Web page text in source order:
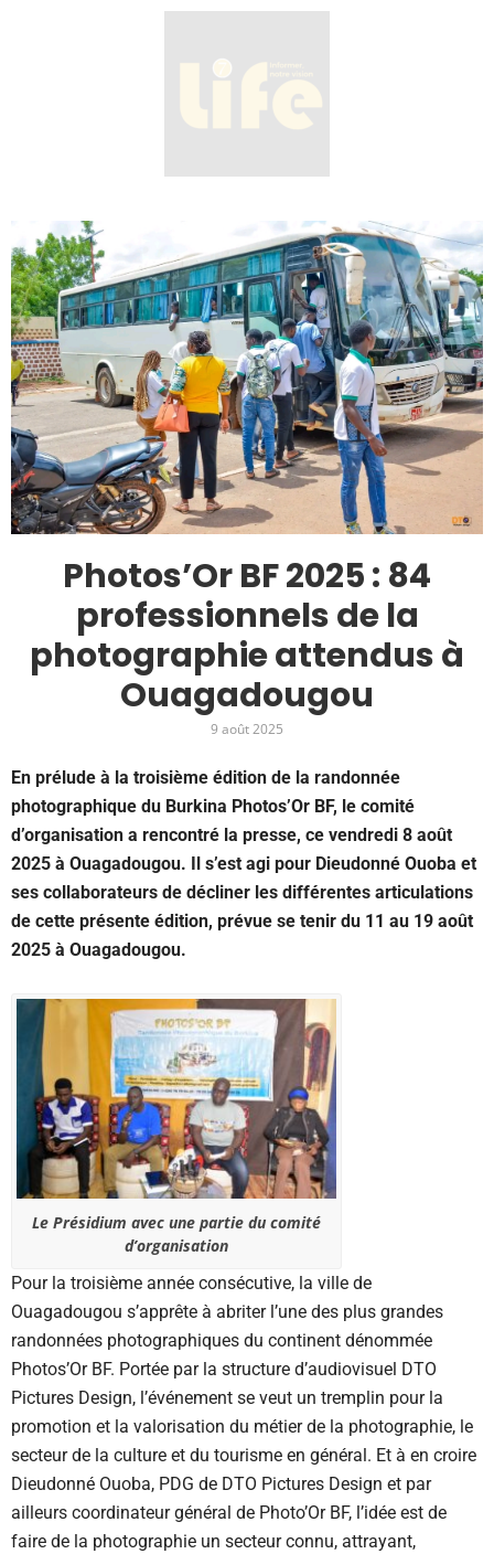
Photos’Or BF 2025 : 84
professionnels de la
photographie attendus à
Ouagadougou
9 août 2025
En prélude à la troisième édition de la randonnée
photographique du Burkina Photos’Or BF, le comité
d’organisation a rencontré la presse, ce vendredi 8 août
2025 à Ouagadougou. Il s’est agi pour Dieudonné Ouoba et
ses collaborateurs de décliner les différentes articulations
de cette présente édition, prévue se tenir du 11 au 19 août
2025 à Ouagadougou.
Le Présidium avec une partie du comité
d’organisation
Pour la troisième année consécutive, la ville de
Ouagadougou s’apprête à abriter l’une des plus grandes
randonnées photographiques du continent dénommée
Photos’Or BF. Portée par la structure d’audiovisuel DTO
Pictures Design, l’événement se veut un tremplin pour la
promotion et la valorisation du métier de la photographie, le
secteur de la culture et du tourisme en général. Et à en croire
Dieudonné Ouoba, PDG de DTO Pictures Design et par
ailleurs coordinateur général de Photo’Or BF, l’idée est de
faire de la photographie un secteur connu, attrayant,